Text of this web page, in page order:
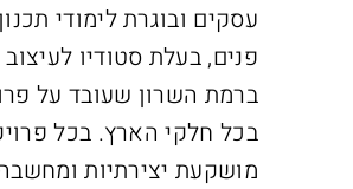
עסקים ובוגרת לימודי
פנים, בעלת סטודיו לעיצוב
ברמת השרון שעובד על
בכל חלקי הארץ. בכל
מושקעת יצירתיות